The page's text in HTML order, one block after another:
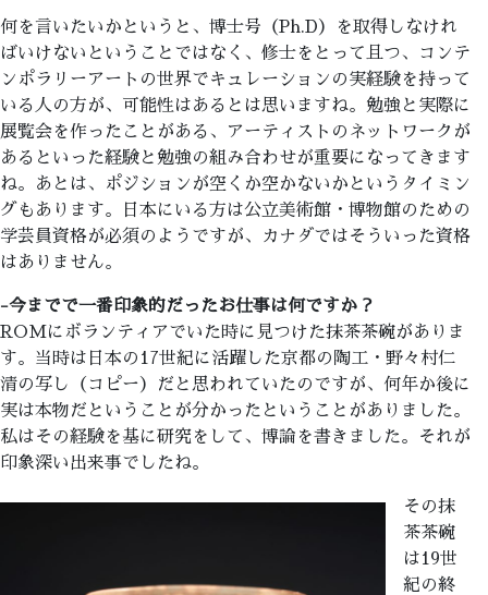
何を言いたいかというと、博士号（Ph.D）を取得しなけれ
ばいけないということではなく、修士をとって且つ、コンテ
ンポラリーアートの世界でキュレーションの実経験を持って
いる人の方が、可能性はあるとは思いますね。勉強と実際に
展覧会を作ったことがある、アーティストのネットワークが
あるといった経験と勉強の組み合わせが重要になってきます
ね。あとは、ポジションが空くか空かないかというタイミン
グもあります。日本にいる方は公立美術館・博物館のための
学芸員資格が必須のようですが、カナダではそういった資格
はありません。
-今までで一番印象的だったお仕事は何ですか？
ROMにボランティアでいた時に見つけた抹茶茶碗がありま
す。当時は日本の17世紀に活躍した京都の陶工・野々村仁
清の写し（コピー）だと思われていたのですが、何年か後に
実は本物だということが分かったということがありました。
私はその経験を基に研究をして、博論を書きました。それが
印象深い出来事でしたね。
その抹
茶茶碗
は19世
紀の終